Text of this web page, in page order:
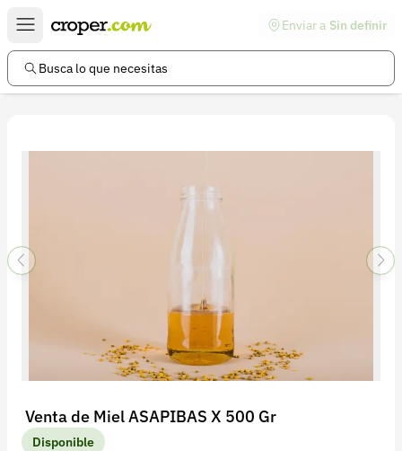
Enviar a Sin definir
Busca lo que necesitas
Venta de Miel ASAPIBAS X 500 Gr
Disponible
Enlaces de interés
Preguntas frecuentes
Política de privacidad
Recuperar contraseña
Contacto